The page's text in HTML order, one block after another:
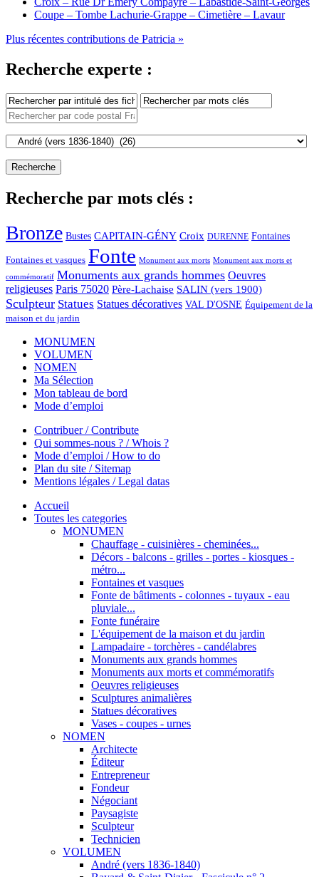
Coupe – Tombe Lachurie-Grappe – Cimetière – Lavaur
Plus récentes contributions de Patricia »
Recherche experte :
Recherche par mots clés :
Bronze Bustes CAPITAIN-GÉNY Croix DURENNE Fontaines
Fontaines et vasques Fonte Monument aux morts Monument aux morts et
commémoratif Monuments aux grands hommes Oeuvres
religieuses Paris 75020 Père-Lachaise SALIN (vers 1900)
Sculpteur Statues Statues décoratives VAL D'OSNE Équipement de la
maison et du jardin
MONUMEN
VOLUMEN
NOMEN
Ma Sélection
Mon tableau de bord
Mode d’emploi
Contribuer / Contribute
Qui sommes-nous ? / Whois ?
Mode d’emploi / How to do
Plan du site / Sitemap
Mentions légales / Legal datas
Accueil
Toutes les categories
MONUMEN
Chauffage - cuisinières - cheminées...
Décors - balcons - grilles - portes - kiosques -
métro...
Fontaines et vasques
Fonte de bâtiments - colonnes - tuyaux - eau
pluviale...
Fonte funéraire
L'équipement de la maison et du jardin
Lampadaire - torchères - candélabres
Monuments aux grands hommes
Monuments aux morts et commémoratifs
Oeuvres religieuses
Sculptures animalières
Statues décoratives
Vases - coupes - urnes
NOMEN
Architecte
Éditeur
Entrepreneur
Fondeur
Négociant
Paysagiste
Sculpteur
Technicien
VOLUMEN
André (vers 1836-1840)